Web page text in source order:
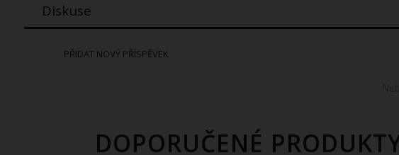
Diskuse
PŘIDAT NOVÝ PŘÍSPĚVEK
DOPORUČENÉ